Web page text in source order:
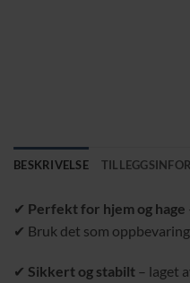
BESKRIVELSE
✔ Perfekt for hjem og hage
✔ Bruk det som
✔ Sikkert og stabilt – laget